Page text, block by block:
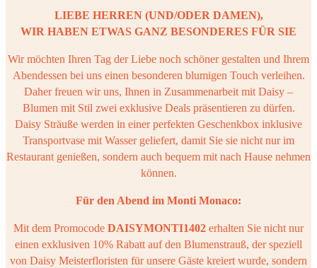
LIEBE HERREN (UND/ODER DAMEN),
WIR HABEN ETWAS GANZ BESONDERES FÜR SIE
Wir möchten Ihren Tag der Liebe noch schöner gestalten und Ihrem
Abendessen bei uns einen besonderen blumigen Touch verleihen.
Daher freuen wir uns, Ihnen in Zusammenarbeit mit Daisy –
Blumen mit Stil zwei exklusive Deals präsentieren zu dürfen.
Daisy Sträuße werden in einer perfekten Geschenkbox inklusive
Transportvase mit Wasser geliefert, damit Sie sie nicht nur im
Restaurant genießen, sondern auch bequem mit nach Hause nehmen
können.
Für den Abend im Monti Monaco:
Mit dem Promocode DAISYMONTI1402 erhalten Sie nicht nur
einen exklusiven 10% Rabatt auf den Blumenstrauß, der speziell
von Daisy Meisterfloristen für unsere Gäste kreiert wurde, sondern